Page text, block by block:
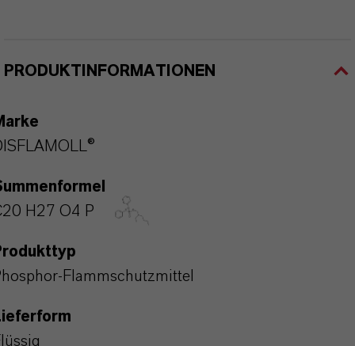
PRODUKTINFORMATIONEN
H27 O4 P
Flammschutzmittel